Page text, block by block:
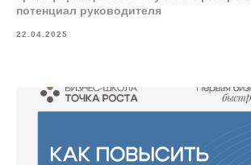
потенциал руководителя
22.04.2025